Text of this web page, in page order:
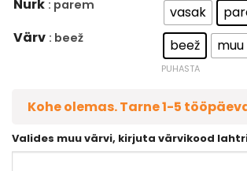
Nurk : parem vasak
Värv : beež beež
PUHASTA
Kohe olemas. Tarne 1-5
Valides muu värvi, kirjuta värvikood